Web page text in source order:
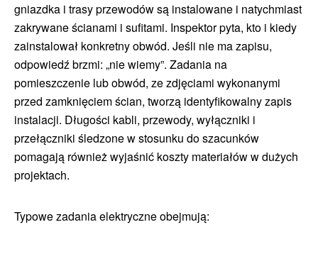
gniazdka i trasy przewodów są instalowane i natychmiast
zakrywane ścianami i sufitami. Inspektor pyta, kto i kiedy
zainstalował konkretny obwód. Jeśli nie ma zapisu,
odpowiedź brzmi: „nie wiemy”. Zadania na
pomieszczenie lub obwód, ze zdjęciami wykonanymi
przed zamknięciem ścian, tworzą identyfikowalny zapis
instalacji. Długości kabli, przewody, wyłączniki i
przełączniki śledzone w stosunku do szacunków
pomagają również wyjaśnić koszty materiałów w dużych
projektach.
Typowe zadania elektryczne obejmują: